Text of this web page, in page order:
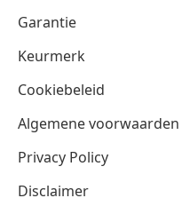
Garantie
Keurmerk
Cookiebeleid
Algemene voorwaarden
Privacy Policy
Disclaimer